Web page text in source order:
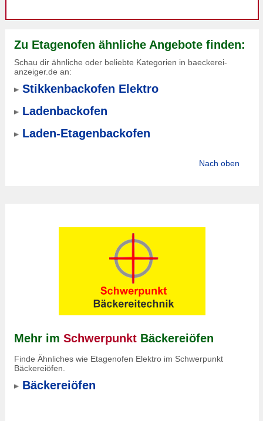
Zu Etagenofen ähnliche Angebote finden:
Schau dir ähnliche oder beliebte Kategorien in baeckerei-
anzeiger.de an:
Stikkenbackofen Elektro
Ladenbackofen
Laden-Etagenbackofen
Nach oben
Mehr im Schwerpunkt Bäckereiöfen
Finde Ähnliches wie Etagenofen Elektro im Schwerpunkt
Bäckereiöfen.
Bäckereiöfen